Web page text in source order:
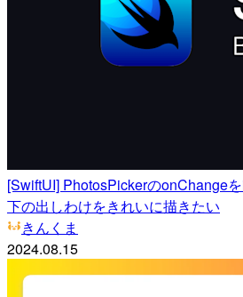
[SwiftUI] PhotosPickerのonChange
下の出しわけをきれいに描きたい
きんくま
2024.08.15